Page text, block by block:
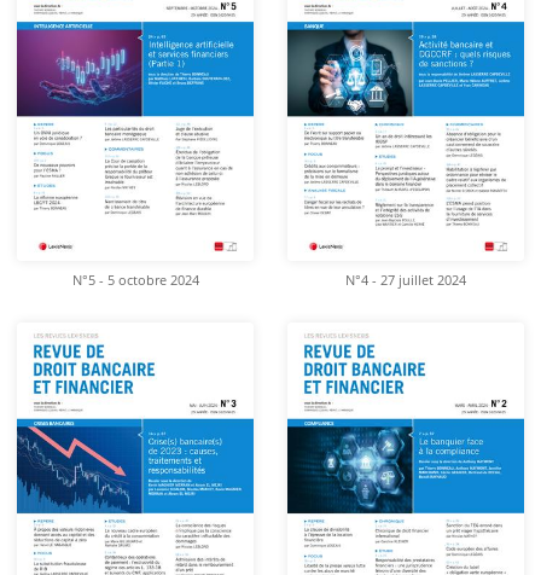
N°5 - 5 octobre 2024 N°4 - 27 juillet 2024